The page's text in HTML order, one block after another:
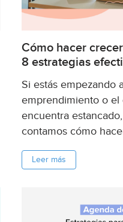
Cómo hacer
8 estrategias
Si estás empezando
emprendimiento o el
encuentra
contamos cómo
tenés. ...
Leer más